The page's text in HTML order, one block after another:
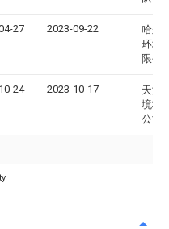
27 2023-09-22
哈尔
环境
限公
24 2023-10-17
天津
境科
公司